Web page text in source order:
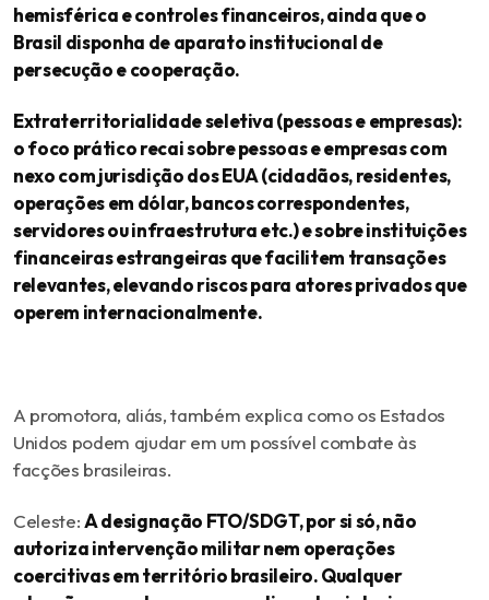
hemisférica e controles financeiros, ainda que o
Brasil disponha de aparato institucional de
persecução e cooperação.
Extraterritorialidade seletiva (pessoas e empresas):
o foco prático recai sobre pessoas e empresas com
nexo com jurisdição dos EUA (cidadãos, residentes,
operações em dólar, bancos correspondentes,
servidores ou infraestrutura etc.) e sobre instituições
financeiras estrangeiras que facilitem transações
relevantes, elevando riscos para atores privados que
operem internacionalmente.
A promotora, aliás, também explica como os Estados
Unidos podem ajudar em um possível combate às
facções brasileiras.
Celeste:A designação FTO/SDGT, por si só, não
autoriza intervenção militar nem operações
coercitivas em território brasileiro. Qualquer